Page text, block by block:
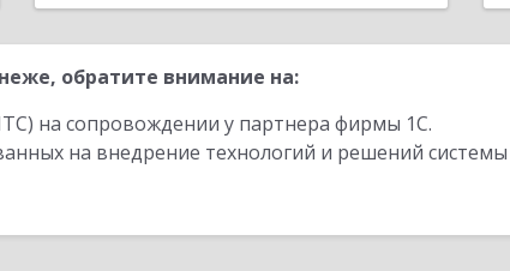
обратите внимание на:
на сопровождении у партнера фирмы 1С.
на внедрение технологий и решений